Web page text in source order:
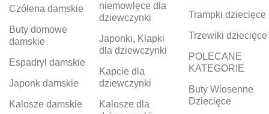
Czółena damskie
Buty domowe
damskie
Espadryl damskie
Japonk damskie
Kalosze damskie
niemowlęce dla
dziewczynki
Japonki, Klapki
dla dziewczynki
Kapcie dla
dziewczynki
Kalosze dla
Trampki dziecięce
Trzewiki dziecięce
POLECANE
KATEGORIE
Buty Wiosenne
Dziecięce